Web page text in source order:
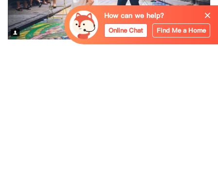
How can we help?
Online Chat Find Me a Home